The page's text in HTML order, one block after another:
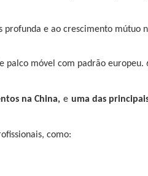
profunda e ao crescimento mútuo
na China, e uma das
como: